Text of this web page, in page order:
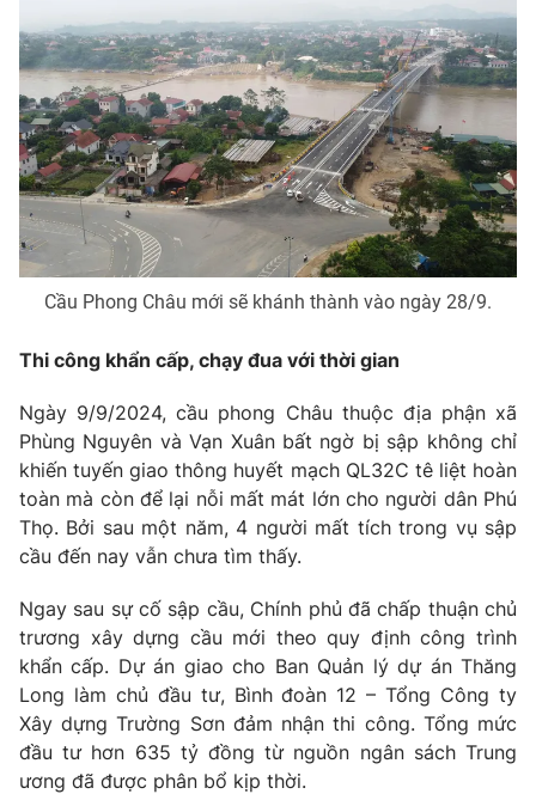
Thị trường
Góc doanh nghiệp
Truyền hình
Phim VTV
Hậu trường
Nhân vật
Khán giả
Giải sao mai
Giải trí
Điện ảnh
Âm nhạc
Sao
Đời sống
Du lịch
Làm đẹp
Chất lượng cuộc sống
Giáo dục
Công nghệ
Hitech Công nghệ tương lai
Sản phẩm
Thị trường
Tư vấn
Giao lưu trực tuyến
Lịch phát sóng
Emagazine Podcast
Photo Infographic
Video Shorts video
Cầu Phong Châu mới sẽ khánh thành vào ngày 28/9.
Thi công khẩn cấp, chạy đua với thời gian
Ngày 9/9/2024, cầu phong Châu thuộc địa phận xã
Phùng Nguyên và Vạn Xuân bất ngờ bị sập không chỉ
khiến tuyến giao thông huyết mạch QL32C tê liệt hoàn
toàn mà còn để lại nỗi mất mát lớn cho người dân Phú
Thọ. Bởi sau một năm, 4 người mất tích trong vụ sập
cầu đến nay vẫn chưa tìm thấy.
Ngay sau sự cố sập cầu, Chính phủ đã chấp thuận chủ
trương xây dựng cầu mới theo quy định công trình
khẩn cấp. Dự án giao cho Ban Quản lý dự án Thăng
Long làm chủ đầu tư, Bình đoàn 12 – Tổng Công ty
Xây dựng Trường Sơn đảm nhận thi công. Tổng mức
đầu tư hơn 635 tỷ đồng từ nguồn ngân sách Trung
ương đã được phân bổ kịp thời.